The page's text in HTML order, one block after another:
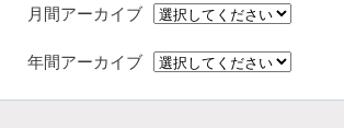
月間アーカイブ
年間アーカイブ